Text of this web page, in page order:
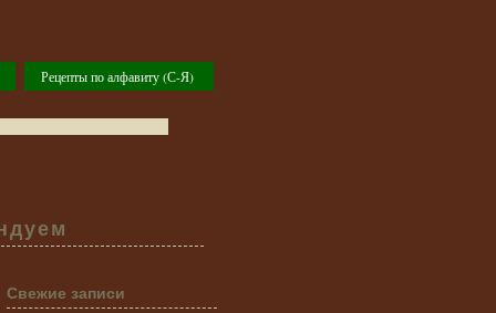
Рецепты по алфавиту (С-Я)
Свежие записи